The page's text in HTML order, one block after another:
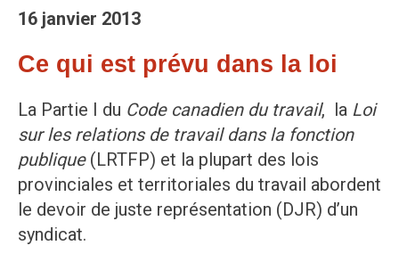
16 janvier 2013
Ce qui est prévu dans la loi
La Partie I du Code canadien du travail, la Loi
sur les relations de travail dans la fonction
publique(LRTFP) et la plupart des lois
provinciales et territoriales du travail abordent
le devoir de juste représentation (DJR) d’un
syndicat.